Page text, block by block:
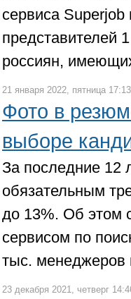
сервиса
представителей
россиян,
21 января 2022, пятница 17:13
Фото в
выборе
За последние 12
обязательным
до 13%. Об этом
сервисом по
тыс. менеджеров
23 декабря 2021, четверг